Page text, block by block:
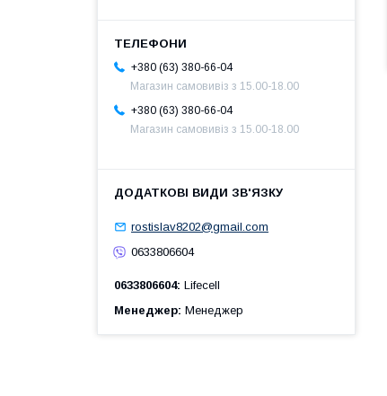
+380 (63) 380-66-04
Магазин самовивіз з 15.00-18.00
+380 (63) 380-66-04
Магазин самовивіз з 15.00-18.00
rostislav8202@gmail.com
0633806604
0633806604 Lifecell
Менеджер Менеджер